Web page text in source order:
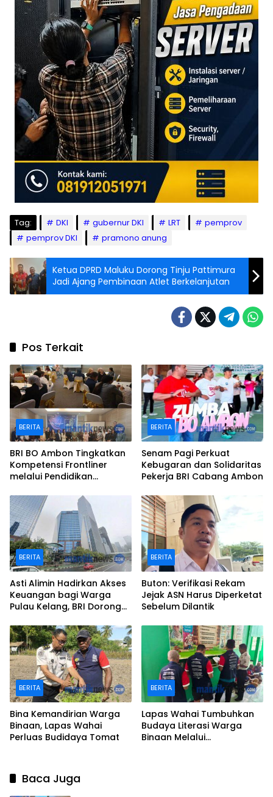
Tag: DKI gubernur DKI LRT
pemprov
pemprov DKI
pramono anung
Ketua DPRD Maluku Dorong Tinju Pattimura
Jadi Ajang Pembinaan Atlet Berkelanjutan
Pos Terkait
BERITA
BRI BO Ambon Tingkatkan
Kompetensi Frontliner
melalui Pendidikan
BERITA
Senam Pagi Perkuat
Kebugaran dan Solidaritas
Pekerja BRI Cabang Ambon
BERITA
Asti Alimin Hadirkan Akses
Keuangan bagi Warga
Pulau Kelang, BRI Dorong
Kepulauan
BERITA
Buton: Verifikasi Rekam
Jejak ASN Harus Diperketat
Sebelum Dilantik
BERITA
Bina Kemandirian Warga
Binaan, Lapas Wahai
Perluas Budidaya Tomat
BERITA
Lapas Wahai Tumbuhkan
Budaya Literasi Warga
Binaan Melalui
Baca Juga